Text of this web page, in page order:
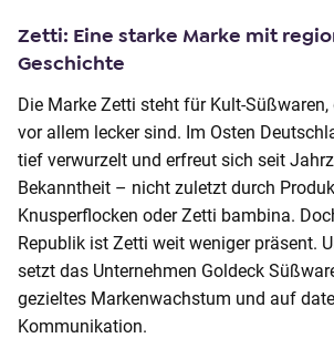
Zetti: Eine starke Marke mit
Geschichte
Die Marke Zetti steht für Kult-
vor allem lecker sind. Im Osten
tief verwurzelt und erfreut sich seit
Bekanntheit – nicht zuletzt durch
Knusperflocken oder Zetti bambina.
Republik ist Zetti weit weniger präsent.
setzt das Unternehmen Goldeck
gezieltes Markenwachstum und auf
Kommunikation.